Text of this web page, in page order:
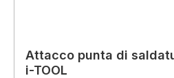
Attacco punta di
i-TOOL